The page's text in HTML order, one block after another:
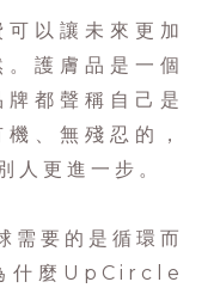
以讓未來更加
護膚品是一個
都聲稱自己是
、無殘忍的，
人更進一步。
需要的是循環而
什麼UpCircle